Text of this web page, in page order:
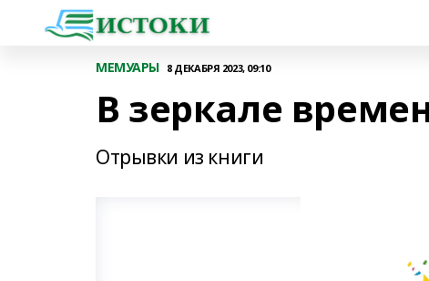
МЕМУАРЫ 8 ДЕКАБРЯ 2023, 09:10
В зеркале
Отрывки из книги